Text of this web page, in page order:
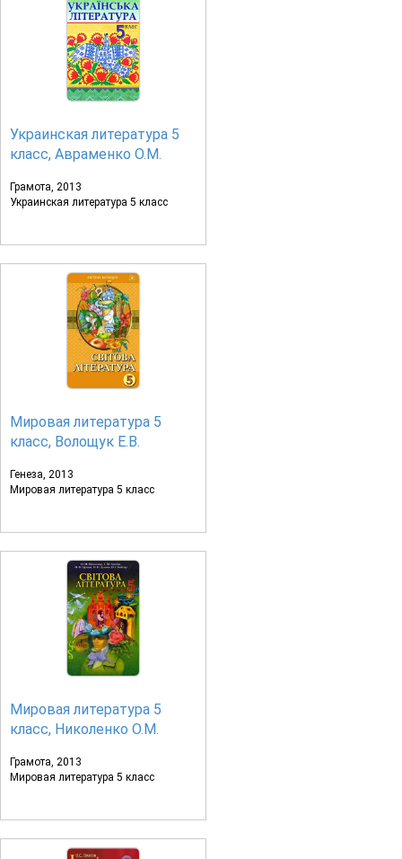
Украинская литература 5
класс, Авраменко О.М.
Грамота, 2013
Украинская литература 5 класс
Мировая литература 5
класс, Волощук Е.В.
Генеза, 2013
Мировая литература 5 класс
Мировая литература 5
класс, Николенко О.М.
Грамота, 2013
Мировая литература 5 класс